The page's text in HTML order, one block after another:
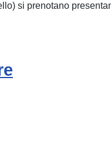
si prenotano